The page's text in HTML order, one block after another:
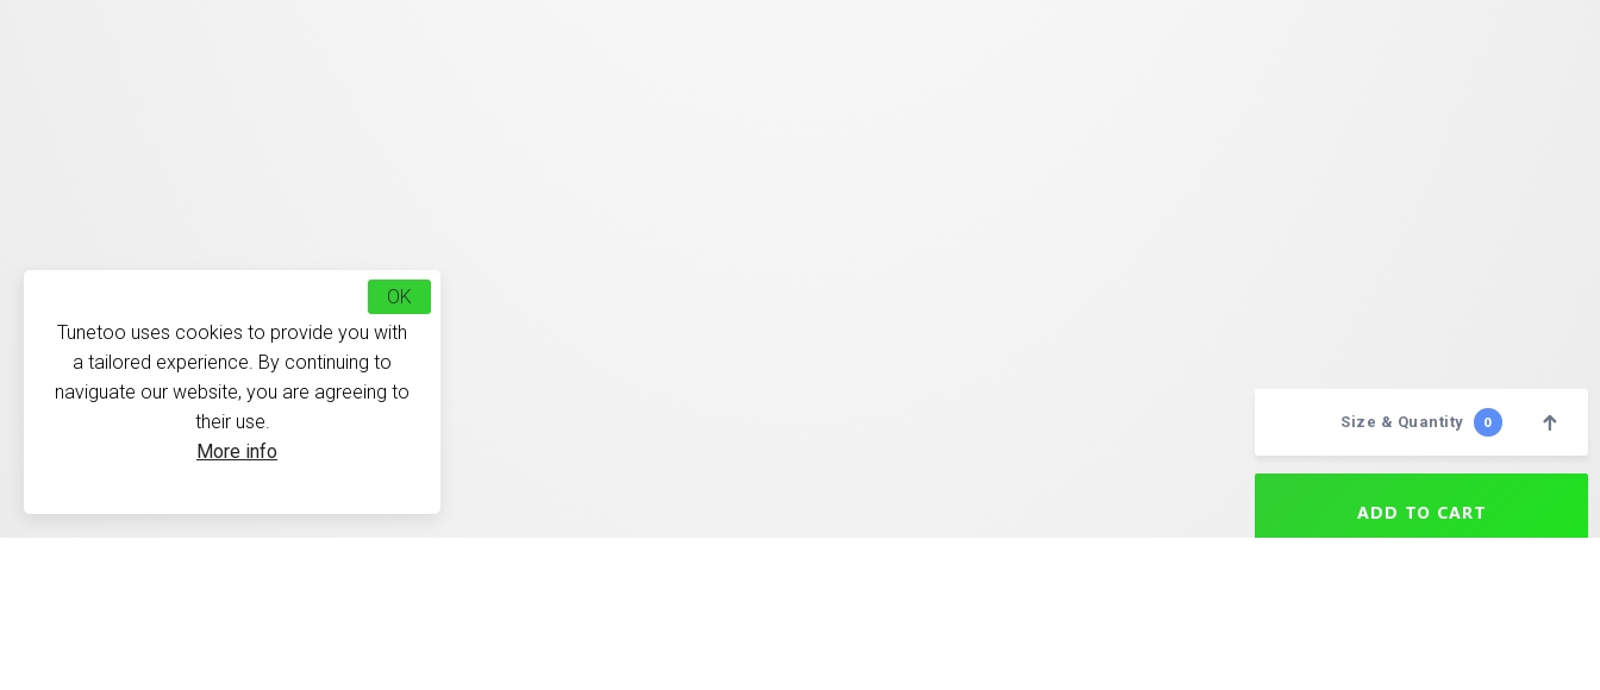
Size & Quantity 0
Please pick your size
ADD TO CART
Tunetoo uses cookies to provide you with
a tailored experience. By continuing to
naviguate our website, you are agreeing to
their use.
More info
OK